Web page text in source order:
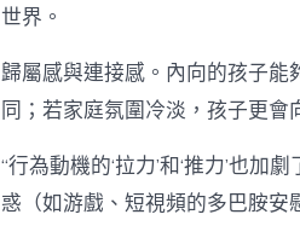
世界。
歸屬感與連接感。內向的孩子能
同；若家庭氛圍冷淡，孩子更會
“行為動機的‘拉力’和‘推力’也加
惑（如游戲、短視頻的多巴胺安